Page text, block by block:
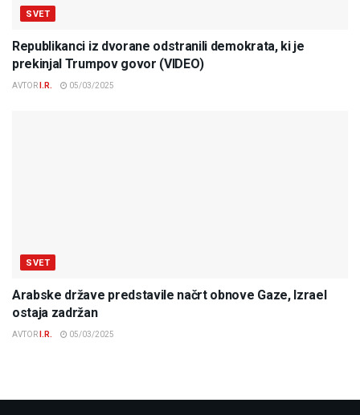
SVET
Republikanci iz dvorane odstranili demokrata, ki je
prekinjal Trumpov govor (VIDEO)
AVTOR I.R. 05/03/2025
SVET
Arabske države predstavile načrt obnove Gaze, Izrael
ostaja zadržan
AVTOR I.R. 05/03/2025